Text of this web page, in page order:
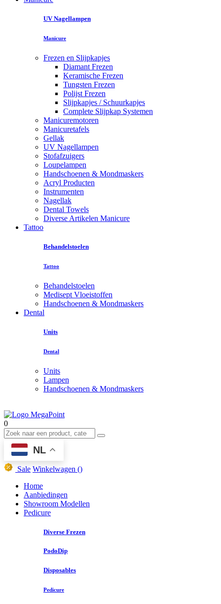
UV Nagellampen
Manicure
Frezen en Slijpkapjes
Diamant Frezen
Keramische Frezen
Tungsten Frezen
Polijst Frezen
Slijpkapjes / Schuurkapjes
Complete Slijpkap Systemen
Manicuremotoren
Manicuretafels
Gellak
UV Nagellampen
Stofafzuigers
Loupelampen
Handschoenen & Mondmaskers
Acryl Producten
Instrumenten
Nagellak
Dental Towels
Diverse Artikelen Manicure
Tattoo
Behandelstoelen
Tattoo
Behandelstoelen
Medisept Vloeistoffen
Handschoenen & Mondmaskers
Dental
Units
Dental
Units
Lampen
Handschoenen & Mondmaskers
0
NL
Sale Winkelwagen ()
Home
Aanbiedingen
Showroom Modellen
Pedicure
Diverse Frezen
PodoDip
Disposables
Pedicure